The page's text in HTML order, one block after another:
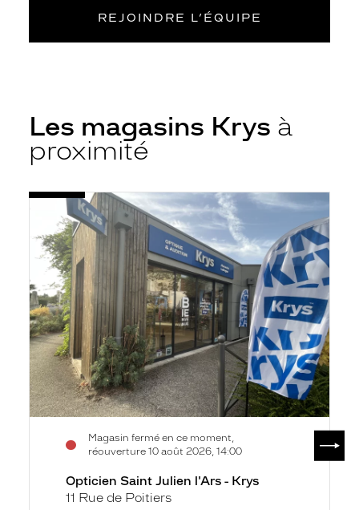
REJOINDRE L’ÉQUIPE
Les magasins Krys à
proximité
Opticien
Saint
Julien
l'Ars
-
Krys
Magasin fermé en ce moment,
réouverture 10 août 2026, 14:00
Voir
fiche
Opticien Saint Julien l'Ars - Krys
11 Rue de Poitiers